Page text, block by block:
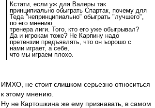
Кстати, если уж для Валеры так
принципиально обыграть Спартак, почему для
Теда "непринципиально" обыграть "лучшего",
по его мнению
тренера лиги. Того, кто его уже обыгрывал?
Да и игрокам тоже? Не Карпину надо
претензии предъявлять, что он ъорошо с
нами играет, а себе,
что мы играем плохо.
ИМХО, не стоит слишком серьезно относиться
к этому мнению.
Ну не Картошкина же ему признавать, в самом